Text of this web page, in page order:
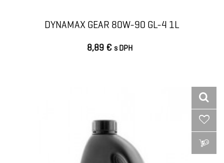
DYNAMAX GEAR 80W-90 GL-4 1L
8,89 € s DPH